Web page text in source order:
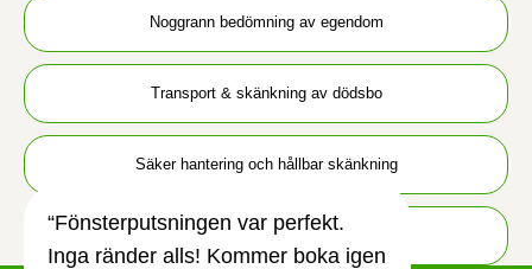
Noggrann bedömning av egendom
Transport & skänkning av dödsbo
Säker hantering och hållbar skänkning
Röjning och tömning av dödsbo
“Fönsterputsningen var perfekt.
Inga ränder alls! Kommer boka igen